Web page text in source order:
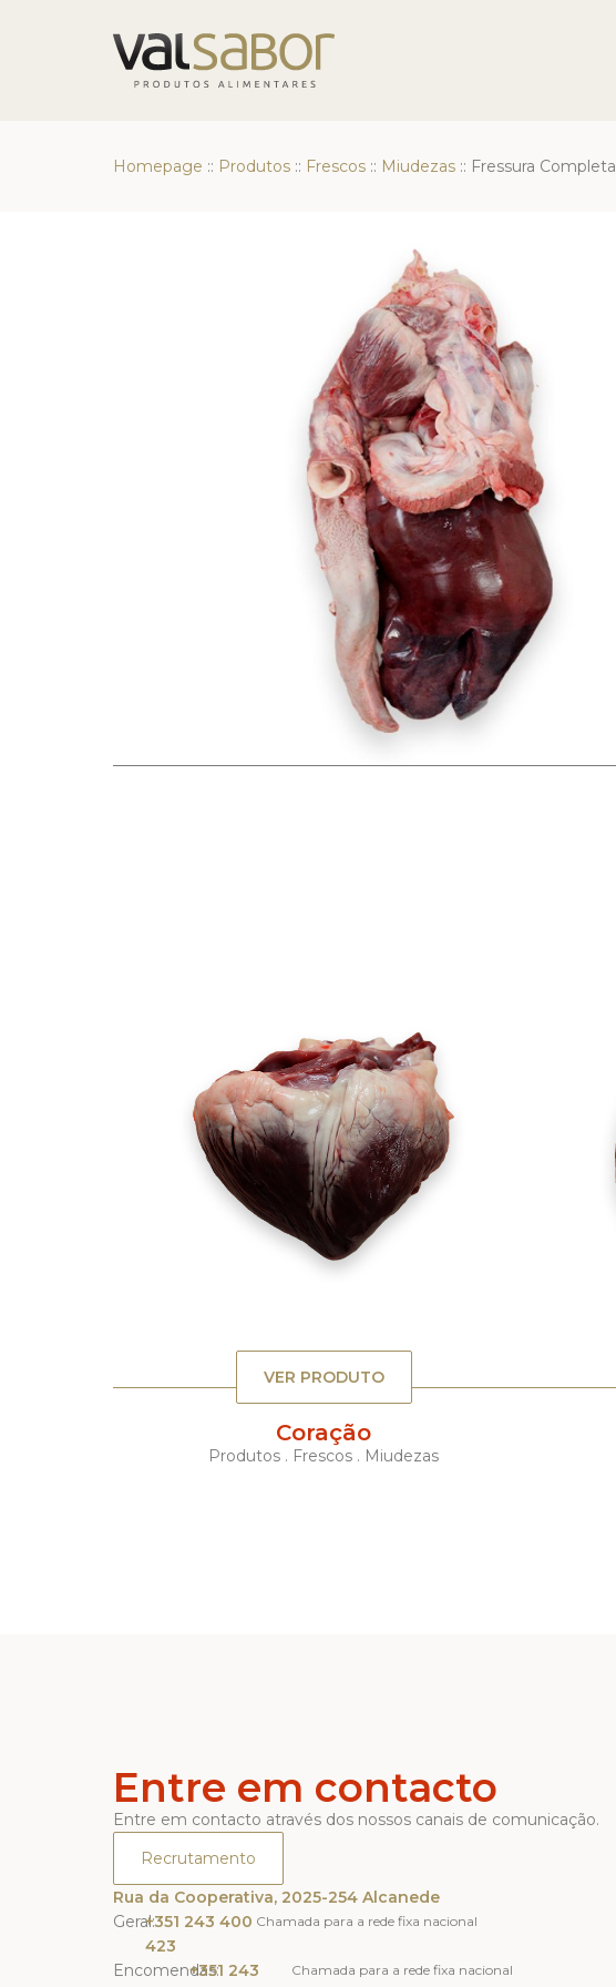
Homepage :: Produtos :: Frescos :: Miudezas :: Fressura Completa
VER PRODUTO
Coração
Produtos . Frescos . Miudezas
Entre em contacto
Entre em contacto através dos nossos canais de comunicação.
Recrutamento
Rua da Cooperativa, 2025-254 Alcanede
Geral:+351 243 400
423
Chamada para a rede fixa nacional
Encomendas:+351 243
Chamada para a rede fixa nacional